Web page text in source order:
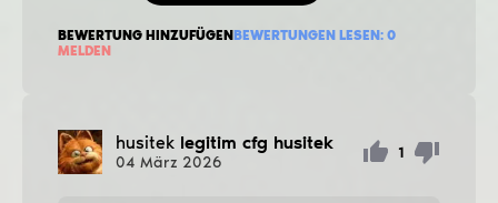
BEWERTUNG HINZUFÜGENBEWERTUNGEN LESEN: 0
MELDEN
husitek legitim cfg husitek
04 März 2026
1